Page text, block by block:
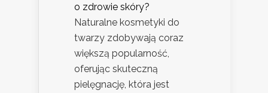
o zdrowie skóry?
Naturalne kosmetyki do
twarzy zdobywają coraz
większą popularność,
oferując skuteczną
pielęgnację, która jest